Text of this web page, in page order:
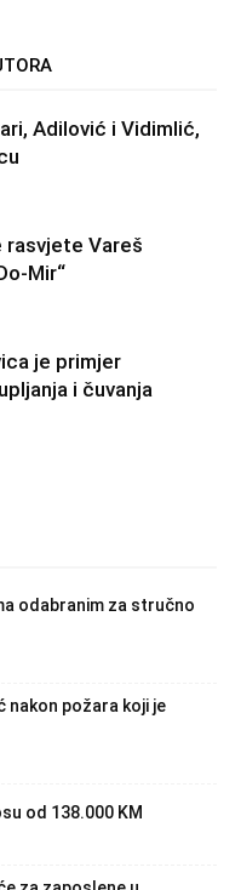
Adilović i Vidimlić,
rasvjete Vareš
Mir“
je primjer
i čuvanja
odabranim za stručno
požara koji je
od 138.000 KM